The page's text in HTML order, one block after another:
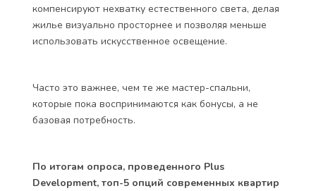
компенсируют нехватку естественного света, делая
жилье визуально просторнее и позволяя меньше
использовать искусственное освещение.
Часто это важнее, чем те же мастер-спальни,
которые пока воспринимаются как бонусы, а не
базовая потребность.
По итогам опроса, проведенного Plus
Development, топ-5 опций современных квартир